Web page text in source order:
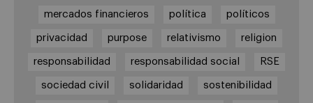
mercados financieros política políticos
privacidad purpose relativismo religion
responsabilidad responsabilidad social RSE
sociedad civil solidaridad sostenibilidad